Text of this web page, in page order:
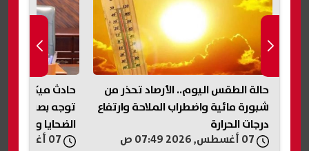
حالة الطقس اليوم.. الأرصاد تحذر من
شبورة مائية واضطراب الملاحة وارتفاع
درجات الحرارة
حادث ميكروباص
توجه بصرف
الضحايا